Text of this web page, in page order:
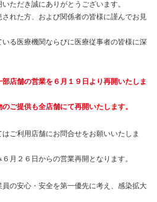
ただき誠にありがとうございます。
れた方、および関係者の皆様に謹んでお見
る医療機関ならびに医療従事者の皆様に深
部店舗の営業を ６月１９日より再開いたしま
ご提供も全店舗にて再開いたします。
ご利用店舗にお問合せをお願いいたしま
月２６日からの営業再開となります。
の安心・安全を第一優先に考え、感染拡大